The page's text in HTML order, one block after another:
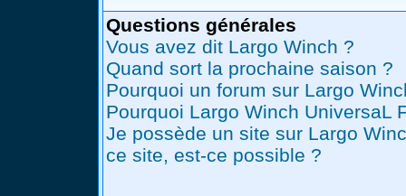
Questions générales
Vous avez dit Largo Winch ?
Quand sort la prochaine saison ?
Pourquoi un forum sur Largo
Pourquoi Largo Winch UniversaL
Je possède un site sur Largo
ce site, est-ce possible ?